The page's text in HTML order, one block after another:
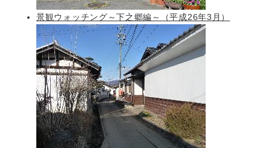
景観ウォッチング～下之郷編～（平成26年3月）